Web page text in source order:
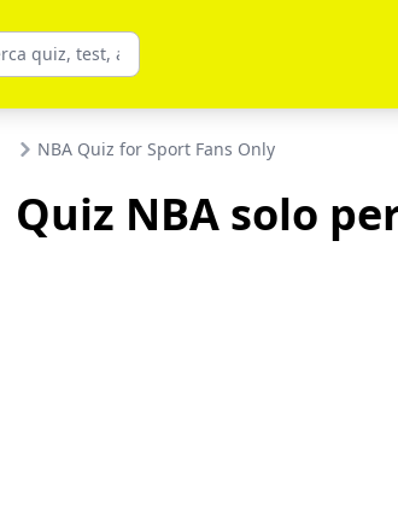
NBA Quiz for Sport Fans Only
Quiz NBA solo